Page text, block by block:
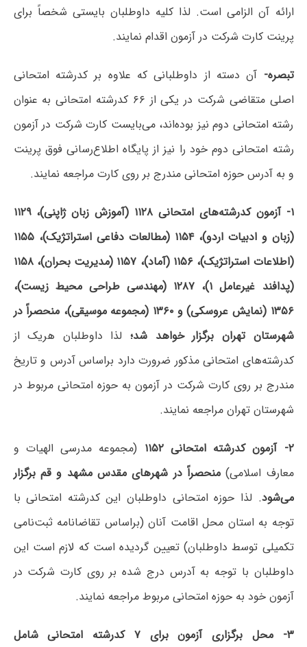
ارائه آن الزامی است. لذا کلیه داوطلبان بایستی شخصاً برای
پرینت کارت شرکت در آزمون اقدام نمایند.
تبصره- آن دسته از داوطلبانی که علاوه بر کدرشته امتحانی
اصلی متقاضی شرکت در یکی از ۶۶ کدرشته امتحانی به عنوان
رشته امتحانی دوم نیز بوده‌اند، می‌بایست کارت شرکت در آزمون
رشته امتحانی دوم خود را نیز از پایگاه اطلاع‌رسانی فوق پرینت
و به آدرس حوزه امتحانی مندرج بر روی کارت مراجعه نمایند.
۱- آزمون‌ کدرشته‌‌های امتحانی ۱۱۲۸ (آموزش زبان ژاپنی)، ۱۱۲۹
(زبان و ادبیات اردو)، ۱۱۵۴ (مطالعات دفاعی استراتژیک)، ۱۱۵۵
(اطلاعات استراتژیک)، ۱۱۵۶ (آماد)، ۱۱۵۷ (مدیریت بحران)، ۱۱۵۸
(پدافند غیرعامل ۱)، ۱۲۸۷ (مهندسی طراحی محیط زیست)،
۱۳۵۶ (نمایش عروسکی) و ‌‌۱۳۶۰ (مجموعه موسیقی‌)،
منحصراً در
شهرستان تهران‌ برگزار خواهد شد؛ لذا داوطلبان‌ هریک از
کد‌رشته‌های امتحانی مذکور ضرورت‌ دارد براساس‌ آدرس و تاریخ
مندرج بر روی کارت شرکت در آزمون به حوزه امتحانی مربوط در
شهرستان تهران مراجعه نمایند.
۲- آزمون کدرشته امتحانی ۱۱۵۲
(مجموعه مدرسی الهیات و
معارف اسلامی)منحصراً در شهرهای مقدس مشهد و قم برگزار
می‌شود. لذا حوزه امتحانی داوطلبان این کدرشته امتحانی با
توجه به استان محل اقامت آنان (براساس تقاضانامه ثبت‌نامی
تکمیلی توسط داوطلبان) تعیین گردیده است که لازم است این
داوطلبان با توجه به آدرس درج شده بر روی کارت شرکت در
آزمون خود به حوزه امتحانی مربوط مراجعه نمایند.
۳- محل برگزاری آزمون برای ۷ کدرشته امتحانی شامل